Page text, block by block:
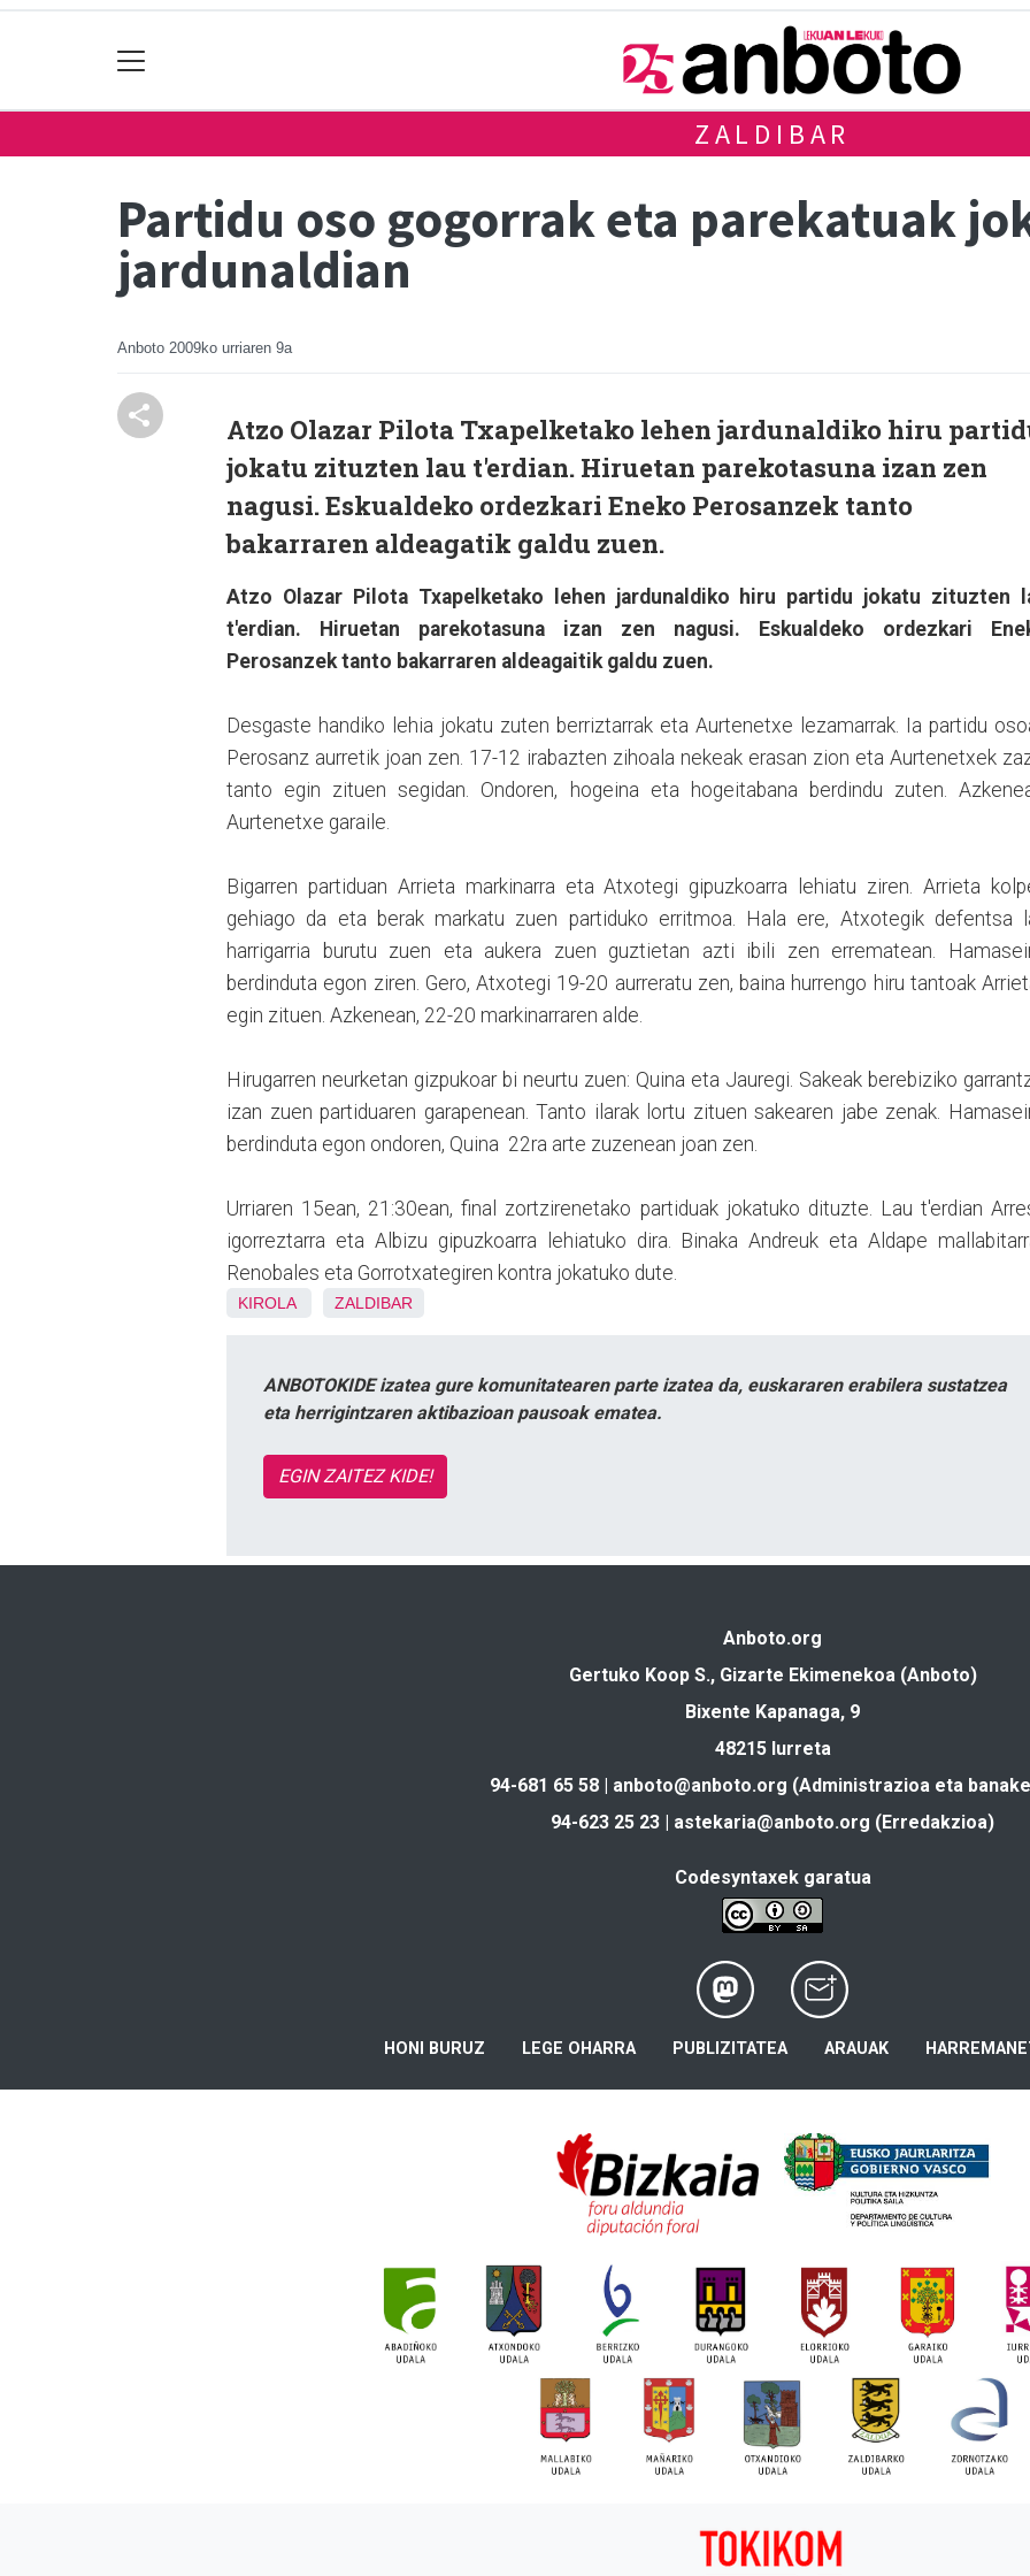
ZALDIBAR
Partidu oso gogorrak eta parekatuak
jardunaldian
Anboto 2009ko urriaren 9a
Atzo Olazar Pilota Txapelketako lehen jardunaldiko hiru
jokatu zituzten lau t'erdian. Hiruetan parekotasuna izan zen
nagusi. Eskualdeko ordezkari Eneko Perosanzek tanto
bakarraren aldeagatik galdu zuen.
Atzo Olazar Pilota Txapelketako lehen jardunaldiko hiru partidu jokatu zituzten
t'erdian. Hiruetan parekotasuna izan zen nagusi. Eskualdeko ordezkari
Perosanzek tanto bakarraren aldeagaitik galdu zuen.
Desgaste handiko lehia jokatu zuten berriztarrak eta Aurtenetxe lezamarrak. Ia partidu
Perosanz aurretik joan zen. 17-12 irabazten zihoala nekeak erasan zion eta Aurtenetxek
tanto egin zituen segidan. Ondoren, hogeina eta hogeitabana berdindu zuten.
Aurtenetxe garaile.
Bigarren partiduan Arrieta markinarra eta Atxotegi gipuzkoarra lehiatu ziren. Arrieta
gehiago da eta berak markatu zuen partiduko erritmoa. Hala ere, Atxotegik defentsa
harrigarria burutu zuen eta aukera zuen guztietan azti ibili zen errematean.
berdinduta egon ziren. Gero, Atxotegi 19-20 aurreratu zen, baina hurrengo hiru tantoak
egin zituen. Azkenean, 22-20 markinarraren alde.
Hirugarren neurketan gizpukoar bi neurtu zuen: Quina eta Jauregi. Sakeak berebiziko
izan zuen partiduaren garapenean. Tanto ilarak lortu zituen sakearen jabe zenak.
berdinduta egon ondoren, Quina 22ra arte zuzenean joan zen.
Urriaren 15ean, 21:30ean, final zortzirenetako partiduak jokatuko dituzte. Lau t'erdian
igorreztarra eta Albizu gipuzkoarra lehiatuko dira. Binaka Andreuk eta Aldape
Renobales eta Gorrotxategiren kontra jokatuko dute.
KIROLA ZALDIBAR
ANBOTOKIDE izatea gure komunitatearen parte izatea da, euskararen erabilera sustatzea
eta herrigintzaren aktibazioan pausoak ematea.
EGIN ZAITEZ KIDE!
Anboto.org
Gertuko Koop S., Gizarte Ekimenekoa (Anboto)
Bixente Kapanaga, 9
48215 Iurreta
94-681 65 58 | anboto@anboto.org (Administrazioa eta
94-623 25 23 | astekaria@anboto.org (Erredakzioa)
Codesyntaxek garatua
HONI BURUZ LEGE OHARRA PUBLIZITATEA ARAUAK